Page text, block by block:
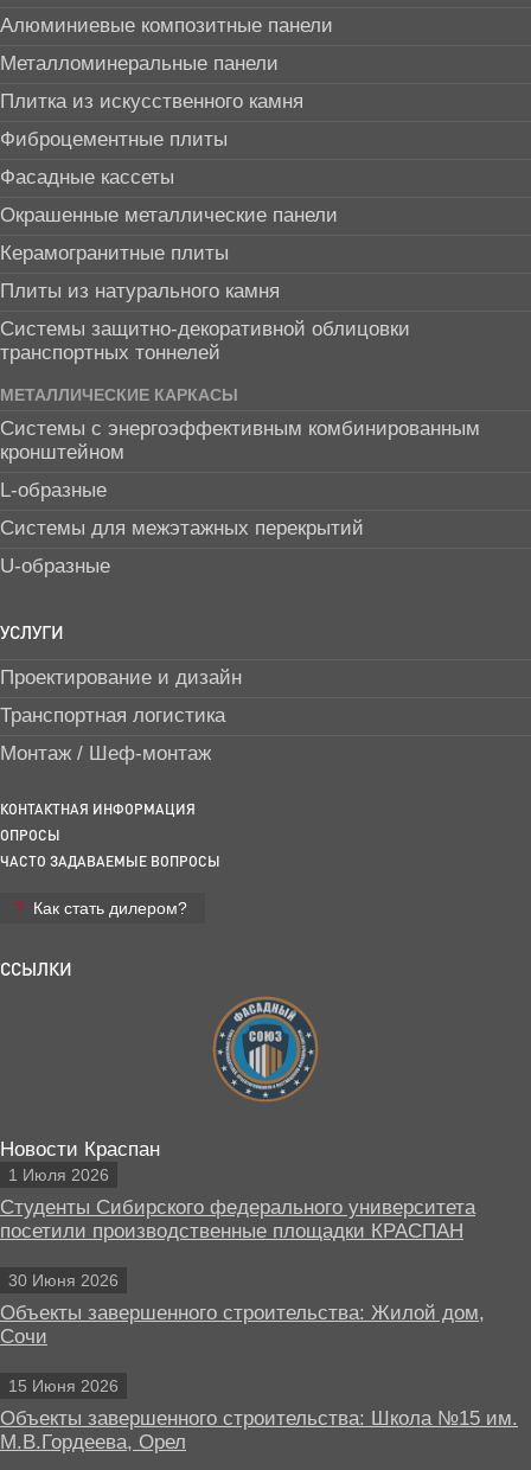
Алюминиевые композитные панели
Металломинеральные панели
Плитка из искусственного камня
Фиброцементные плиты
Фасадные кассеты
Окрашенные металлические панели
Керамогранитные плиты
Плиты из натурального камня
Системы защитно-декоративной облицовки
транспортных тоннелей
МЕТАЛЛИЧЕСКИЕ КАРКАСЫ
Системы с энергоэффективным комбинированным
кронштейном
L-образные
Системы для межэтажных перекрытий
U-образные
УСЛУГИ
Проектирование и дизайн
Транспортная логистика
Монтаж / Шеф-монтаж
КОНТАКТНАЯ ИНФОРМАЦИЯ
ОПРОСЫ
ЧАСТО ЗАДАВАЕМЫЕ ВОПРОСЫ
Как стать дилером?
ССЫЛКИ
Новости Краспан
1 Июля 2026
Студенты Сибирского федерального университета
посетили производственные площадки КРАСПАН
30 Июня 2026
Объекты завершенного строительства: Жилой дом,
Сочи
15 Июня 2026
Объекты завершенного строительства: Школа №15 им.
М.В.Гордеева, Орел